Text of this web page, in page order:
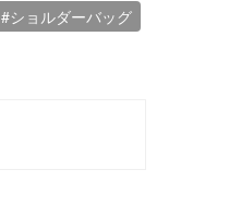
#ショルダーバッグ